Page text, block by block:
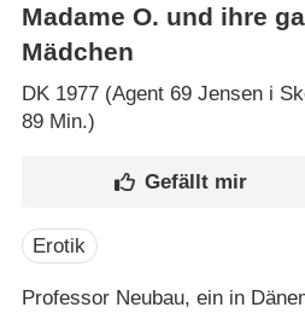
Madame O. und ihre
Mädchen
DK1977 (Agent 69 Jensen i
89 Min.)
Erotik
Professor Neubau, ein in